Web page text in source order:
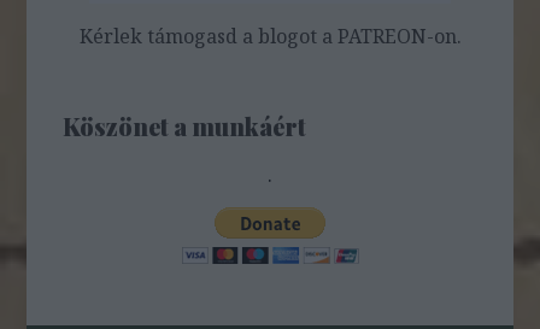
Kérlek támogasd a blogot a PATREON-on.
Köszönet a munkáért
.